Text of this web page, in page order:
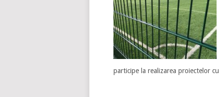
participe la realizarea proiectelor